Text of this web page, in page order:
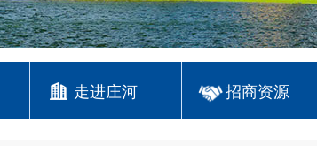
走进庄河 招商资源